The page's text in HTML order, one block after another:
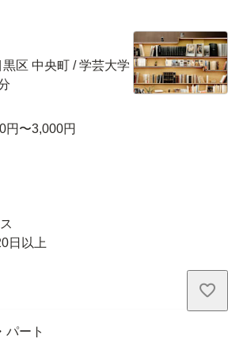
区 中央町 / 学芸大学
円〜3,000円
日以上
パート